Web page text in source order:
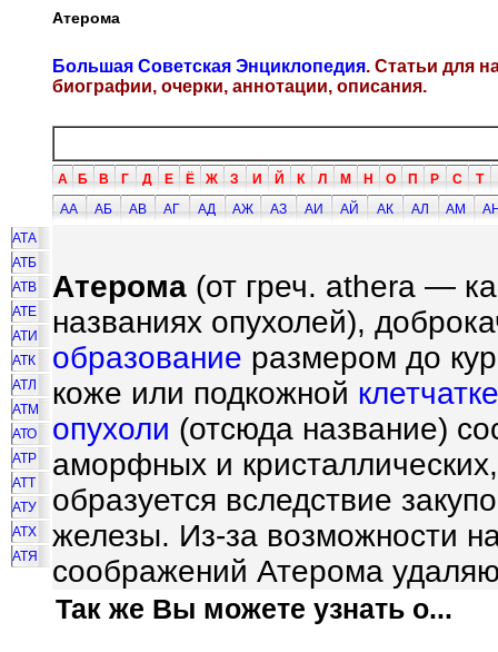
Атерома
Большая Советская Энциклопедия. Статьи для
биографии, очерки, аннотации, описания.
А Б В Г Д Е Ё Ж З И Й К Л М Н О П Р С Т
АА
АБ АВ АГ АД АЖ АЗ АИ АЙ АК АЛ АМ
АТА
АТБ
АТВ
АТЕ
АТИ
АТК
АТЛ
АТМ
АТО
АТР
АТТ
АТУ
АТХ
АТЯ
Атерома (от греч. athera —
названиях опухолей),
образование размером до
коже или подкожной клетчатке
опухоли (отсюда название)
аморфных и
образуется вследствие
железы. Из-за возможности
соображений Атерома
Так же Вы можете узнать о...